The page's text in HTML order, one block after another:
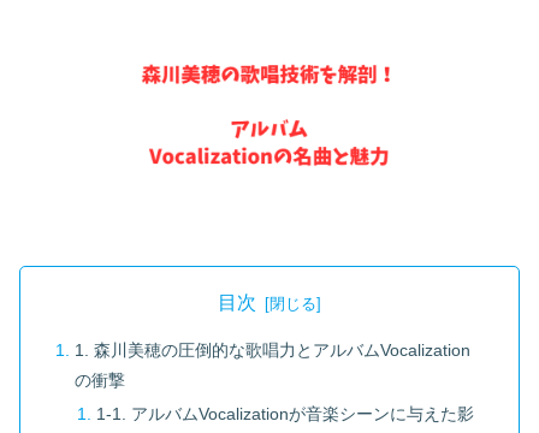
目次
1. 森川美穂の圧倒的な歌唱力とアルバムVocalization
の衝撃
1-1. アルバムVocalizationが音楽シーンに与えた影